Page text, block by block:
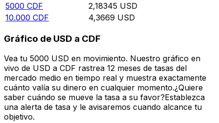
5000 CDF 2,18345 USD
10.000 CDF 4,3669 USD
Gráfico de USD a CDF
Vea tu 5000 USD en movimiento. Nuestro gráfico en
vivo de USD a CDF rastrea 12 meses de tasas del
mercado medio en tiempo real y muestra exactamente
cuánto valía su dinero en cualquier momento.¿Quiere
saber cuándo se mueve la tasa a su favor?Establezca
una alerta de tasa y le avisaremos cuando alcance tu
objetivo.